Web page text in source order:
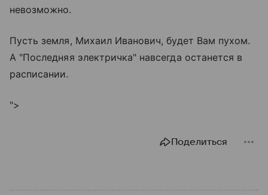
невозможно.
Пусть земля, Михаил Иванович, будет Вам пухом.
А "Последняя электричка" навсегда останется в
расписании.
">
Поделиться